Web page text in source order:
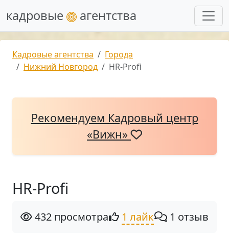
кадровые агентства
Кадровые агентства
Города
Нижний Новгород
НR-Profi
Рекомендуем Кадровый центр
«Вижн»
НR-Profi
432 просмотра 1 лайк 1 отзыв